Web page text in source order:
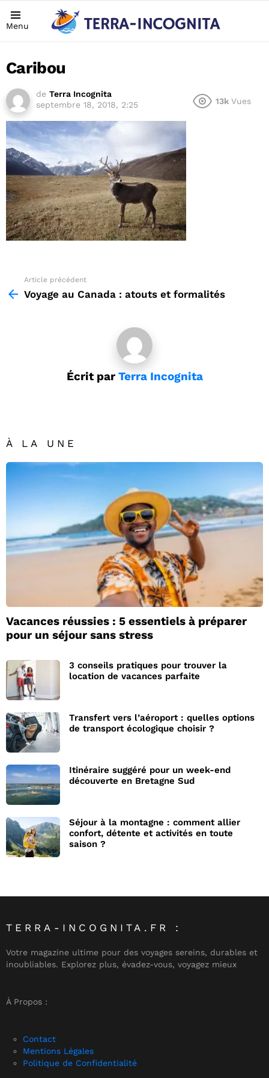
Menu
Caribou
de Terra Incognita
septembre 18, 2018, 2:25
13k Vues
more
Article précédent
Voyage au Canada : atouts et formalités
Écrit par Terra Incognita
À LA UNE
Vacances réussies : 5 essentiels à préparer
pour un séjour sans stress
3 conseils pratiques pour trouver la
location de vacances parfaite
Transfert vers l’aéroport : quelles options
de transport écologique choisir ?
Itinéraire suggéré pour un week-end
découverte en Bretagne Sud
Séjour à la montagne : comment allier
confort, détente et activités en toute
saison ?
TERRA-INCOGNITA.FR :
Votre magazine ultime pour des voyages sereins, durables et
inoubliables. Explorez plus, évadez-vous, voyagez mieux
À Propos :
Contact
Mentions Légales
Politique de Confidentialité